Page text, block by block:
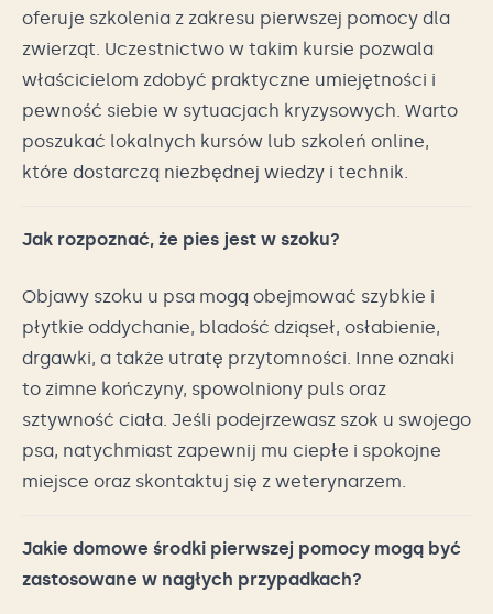
oferuje szkolenia z zakresu pierwszej pomocy dla
zwierząt. Uczestnictwo w takim kursie pozwala
właścicielom zdobyć praktyczne umiejętności i
pewność siebie w sytuacjach kryzysowych. Warto
poszukać lokalnych kursów lub szkoleń online,
które dostarczą niezbędnej wiedzy i technik.
Jak rozpoznać, że pies jest w szoku?
Objawy szoku u psa mogą obejmować szybkie i
płytkie oddychanie, bladość dziąseł, osłabienie,
drgawki, a także utratę przytomności. Inne oznaki
to zimne kończyny, spowolniony puls oraz
sztywność ciała. Jeśli podejrzewasz szok u swojego
psa, natychmiast zapewnij mu ciepłe i spokojne
miejsce oraz skontaktuj się z weterynarzem.
Jakie domowe środki pierwszej pomocy mogą być
zastosowane w nagłych przypadkach?